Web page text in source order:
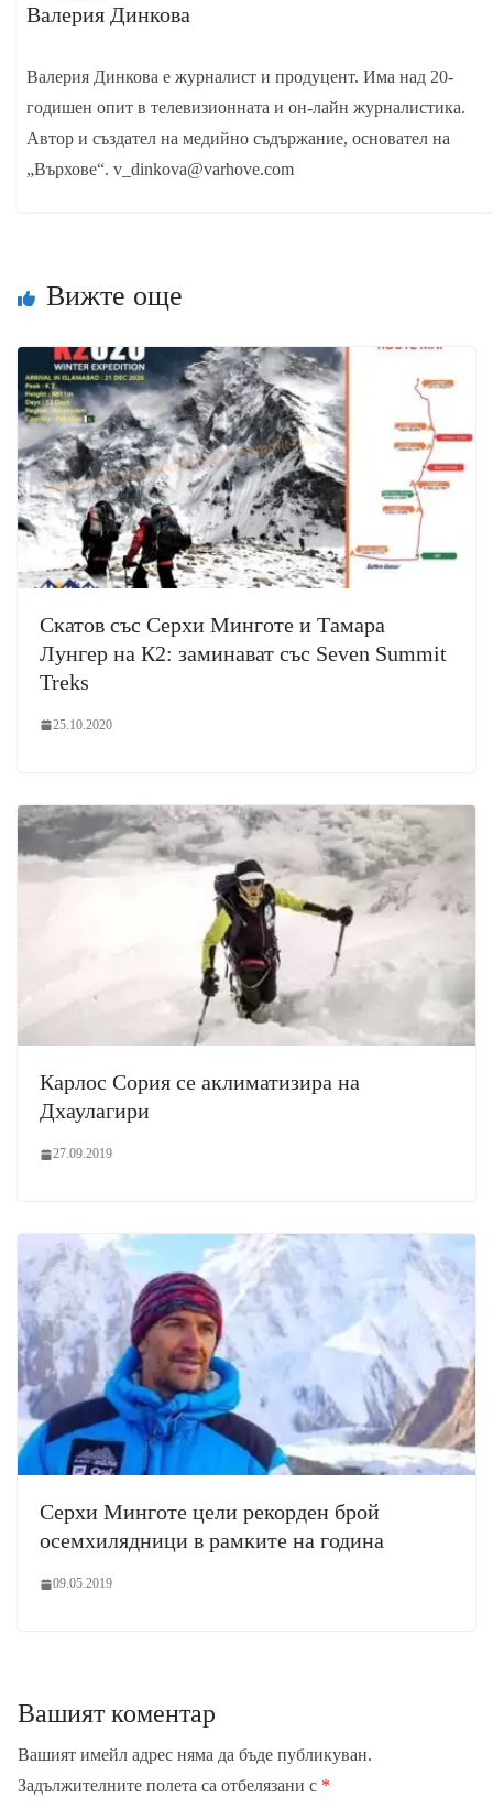
Валерия Динкова
Валерия Динкова е журналист и продуцент. Има над 20-
годишен опит в телевизионната и он-лайн журналистика.
Автор и създател на медийно съдържание, основател на
„Върхове“. v_dinkova@varhove.com
Вижте още
Скатов със Серхи Минготе и Тамара
Лунгер на К2: заминават със Seven Summit
Treks
25.10.2020
Карлос Сория се аклиматизира на
Дхаулагири
27.09.2019
Серхи Минготе цели рекорден брой
осемхилядници в рамките на година
09.05.2019
Вашият коментар
Вашият имейл адрес няма да бъде публикуван.
Задължителните полета са отбелязани с *